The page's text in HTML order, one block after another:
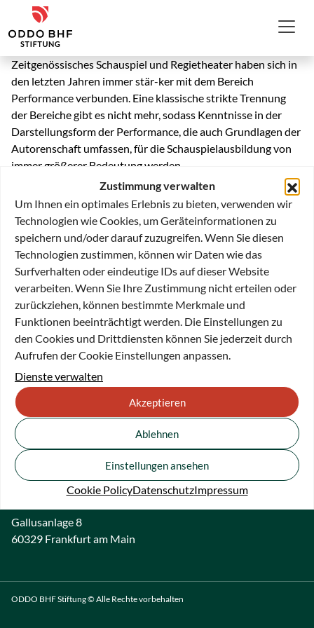
Zustimmung verwalten
Um Ihnen ein optimales Erlebnis zu bieten, verwenden wir
Technologien wie Cookies, um Geräteinformationen zu
speichern und/oder darauf zuzugreifen. Wenn Sie diesen
Technologien zustimmen, können wir Daten wie das
Surfverhalten oder eindeutige IDs auf dieser Website
verarbeiten. Wenn Sie Ihre Zustimmung nicht erteilen oder
zurückziehen, können bestimmte Merkmale und
Funktionen beeinträchtigt werden. Die Einstellungen zu
den Cookies und Drittdiensten können Sie jederzeit durch
Aufrufen der Cookie Einstellungen anpassen.
Dienste verwalten
Akzeptieren
Ablehnen
Einstellungen ansehen
Cookie PolicyDatenschutzImpressum
Zum Inhalt
ODDO BHF Stiftung
Zeitgenössisches Schauspiel und Regietheater haben sich in
den letzten Jahren immer stär-ker mit dem Bereich
Performance verbunden. Eine klassische strikte Trennung
der Bereiche gibt es nicht mehr, sodass Kenntnisse in der
Darstellungsform der Performance, die auch Grundlagen der
Autorenschaft umfassen, für die Schauspielausbildung von
immer größerer Bedeutung werden.
Daher hat die Hochschule für Musik und Darstellende Kunst
Frankfurt (HfMDK) auf Initiative der ODDO BHF Stiftung ab
dem Wintersemester 2016/2017 die Gastprofessur
„Performance und Autorschaft“ eingerichtet, die in ihrer
interdisziplinären Ausrichtung an einer deutschen
Hochschule für Musik und darstellende Kunst einmalig ist.
Sie hat zum Ziel, Studierende der Musik und der
darstellenden Künste die Gelegenheit zu geben, sich mit
performativen Arbeitsweisen auseinanderzusetzen und
ihnen die Erweiterung ihrer zukünftigen Berufsfelder zu
ermöglichen.
Gallusanlage 8
60329 Frankfurt am Main
ODDO BHF Stiftung © Alle Rechte vorbehalten